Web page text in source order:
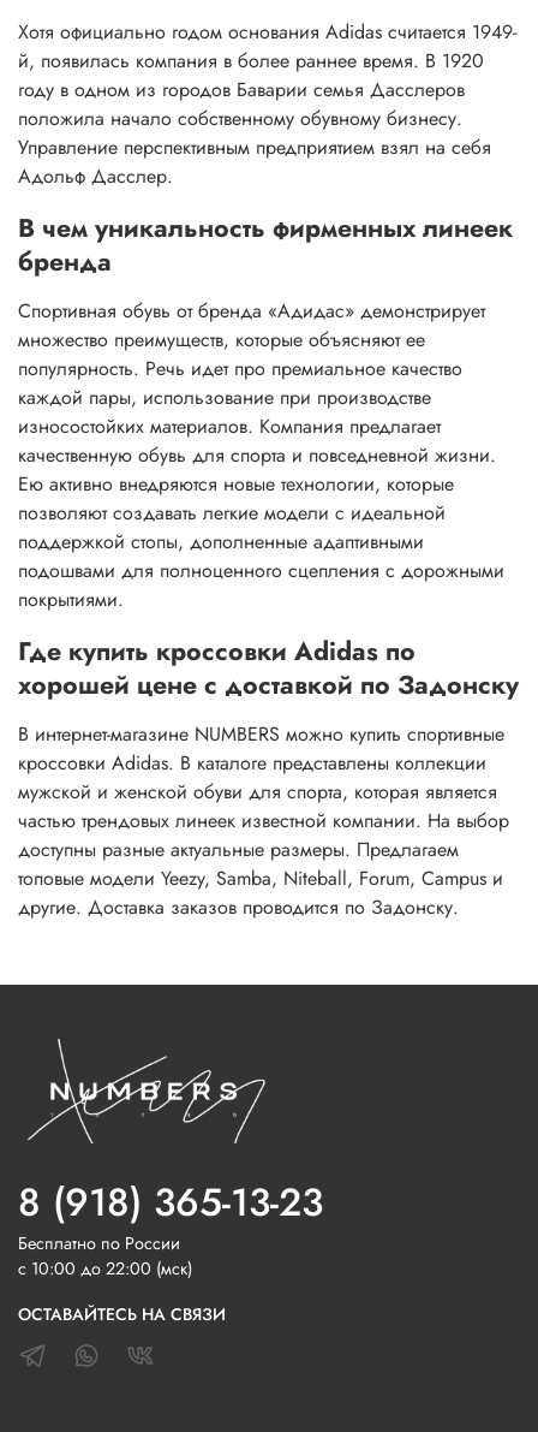
Хотя официально годом основания Adidas считается 1949-
й, появилась компания в более раннее время. В 1920
году в одном из городов Баварии семья Дасслеров
положила начало собственному обувному бизнесу.
Управление перспективным предприятием взял на себя
Адольф Дасслер.
В чем уникальность фирменных линеек
бренда
Спортивная обувь от бренда «Адидас» демонстрирует
множество преимуществ, которые объясняют ее
популярность. Речь идет про премиальное качество
каждой пары, использование при производстве
износостойких материалов. Компания предлагает
качественную обувь для спорта и повседневной жизни.
Ею активно внедряются новые технологии, которые
позволяют создавать легкие модели с идеальной
поддержкой стопы, дополненные адаптивными
подошвами для полноценного сцепления с дорожными
покрытиями.
Где купить кроссовки Adidas по
хорошей цене с доставкой по Задонску
В интернет-магазине NUMBERS можно купить спортивные
кроссовки Adidas. В каталоге представлены коллекции
мужской и женской обуви для спорта, которая является
частью трендовых линеек известной компании. На выбор
доступны разные актуальные размеры. Предлагаем
топовые модели Yeezy, Samba, Niteball, Forum, Campus и
другие. Доставка заказов проводится по Задонску.
8 (918) 365-13-23
Бесплатно по России
с 10:00 до 22:00 (мск)
ОСТАВАЙТЕСЬ НА СВЯЗИ